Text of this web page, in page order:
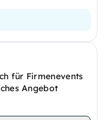
für Firmenevents
Angebot